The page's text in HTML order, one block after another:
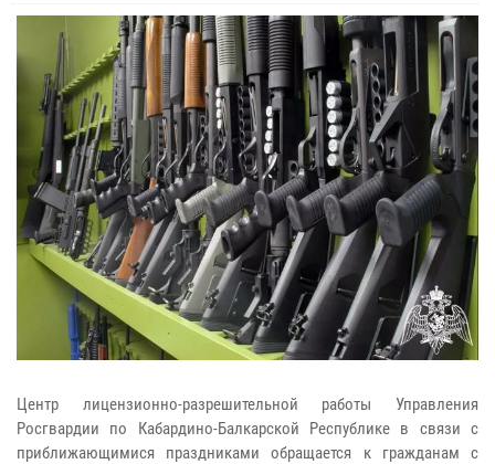
Центр лицензионно-разрешительной работы Управления
Росгвардии по Кабардино-Балкарской Республике в связи с
приближающимися праздниками обращается к гражданам с